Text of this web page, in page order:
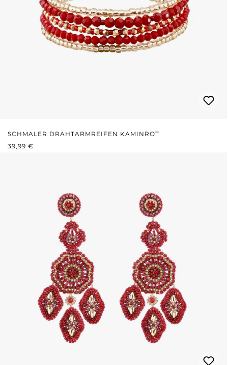
SCHMALER DRAHTARMREIFEN KAMINROT
REGULÄRER PREIS:
39,99 €